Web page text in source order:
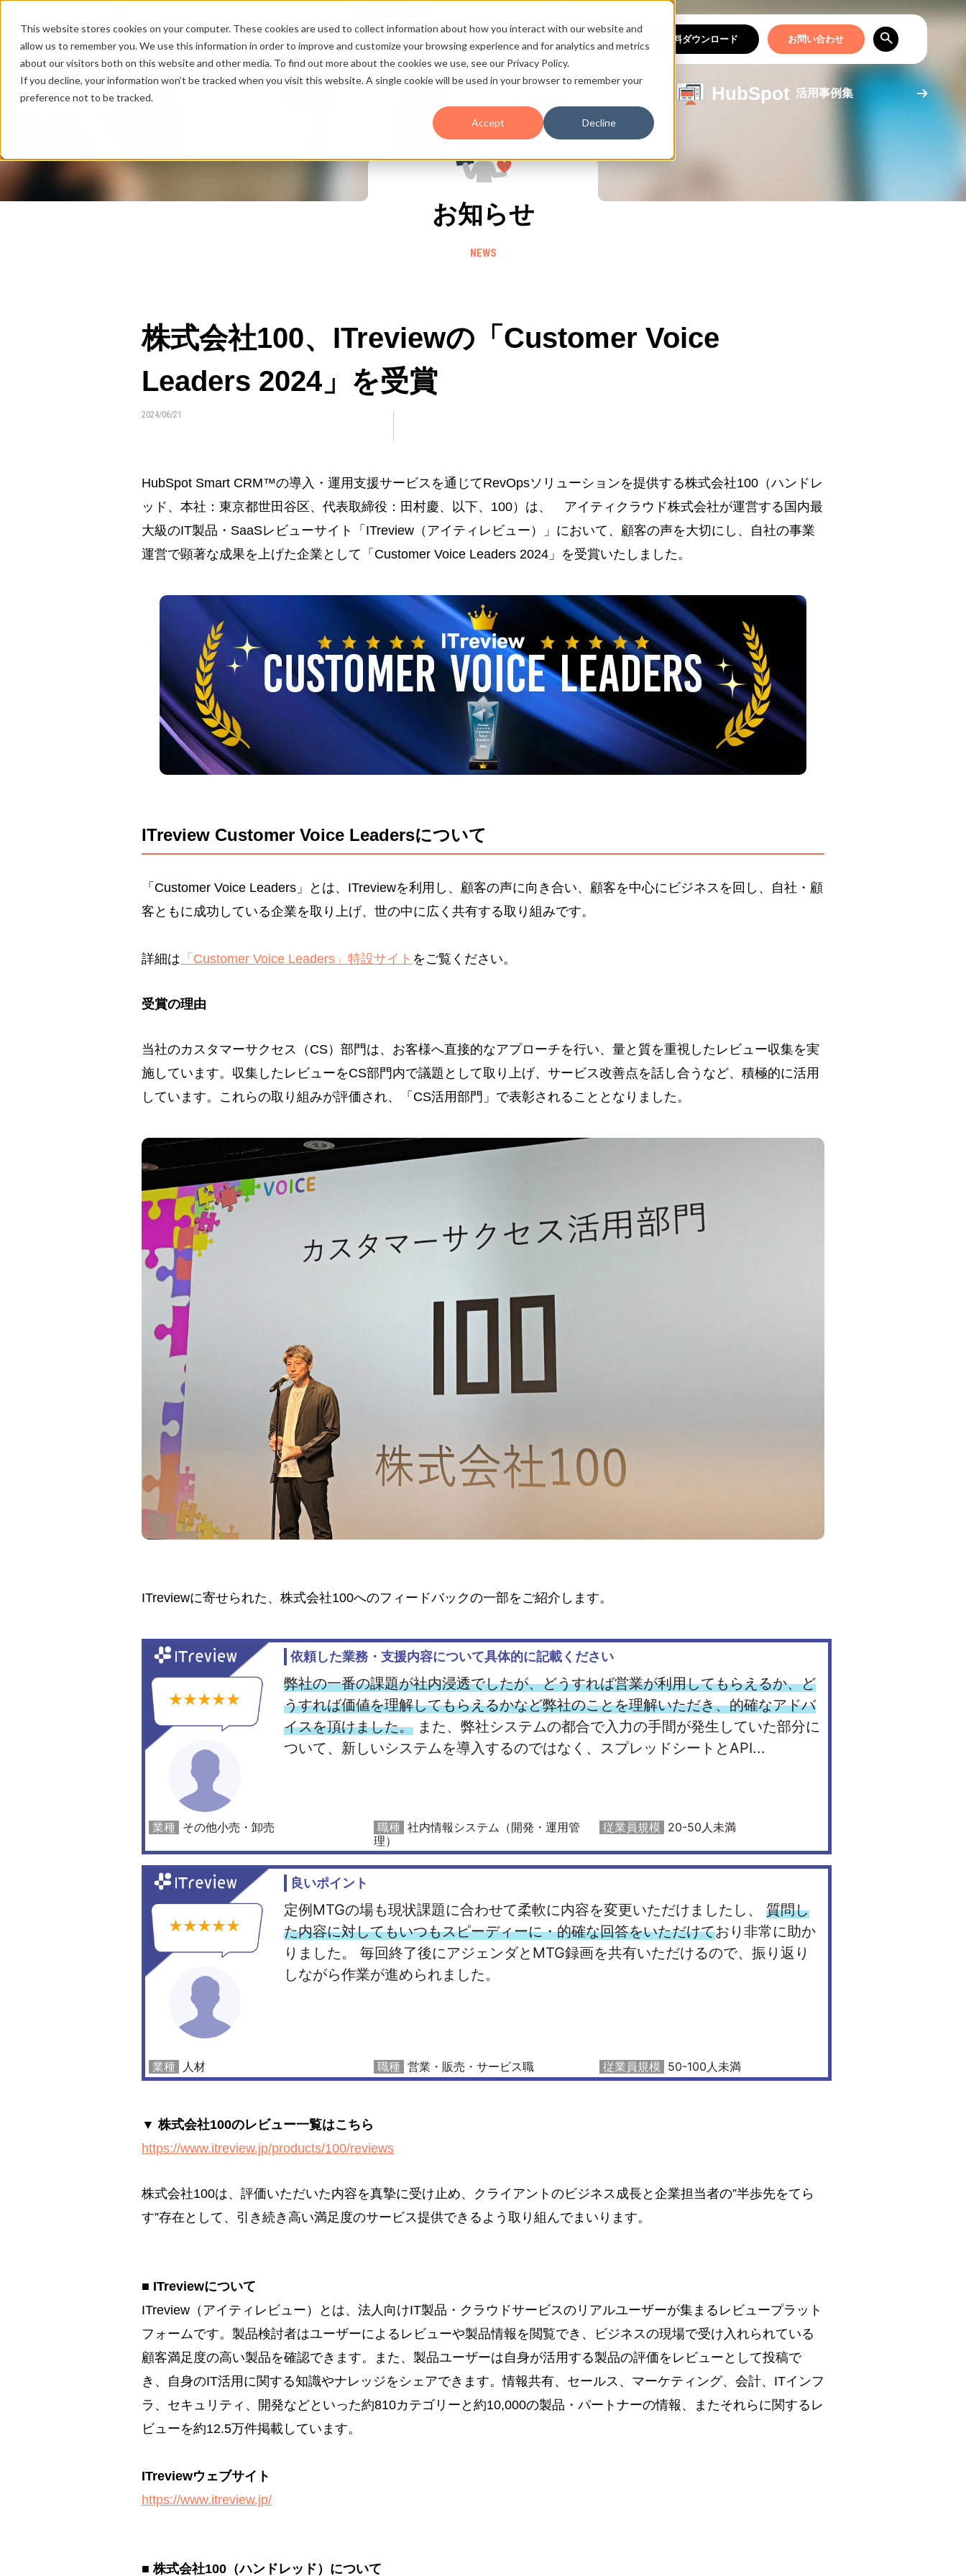
This website stores cookies on your computer. These cookies are used to collect information about how you interact with our website and
allow us to remember you. We use this information in order to improve and customize your browsing experience and for analytics and metrics
about our visitors both on this website and other media. To find out more about the cookies we use, see our Privacy Policy.
If you decline, your information won’t be tracked when you visit this website. A single cookie will be used in your browser to remember your
preference not to be tracked.
Accept Decline
資料ダウンロード お問い合わせ
HubSpot 活用事例集
お知らせ
NEWS
株式会社100、ITreviewの「Customer Voice
Leaders 2024」を受賞
2024/06/21
HubSpot Smart CRM™の導入・運用支援サービスを通じてRevOpsソリューションを提供する株式会社100（ハンドレ
ッド、 本社：東京都世田谷区、代表取締役：田村慶、以下、100）は、 アイティクラウド株式会社が運営する国内最
大級のIT製品・SaaSレビューサイト「ITreview（アイティレビュー）」において、 顧客の声を大切にし、自社の事業
運営で顕著な成果を上げた企業として「Customer Voice Leaders 2024」を受賞いたしました。
ITreview Customer Voice Leadersについて
「Customer Voice Leaders」とは、ITreviewを利用し、顧客の声に向き合い、顧客を中心にビジネスを回し、自社・顧
客ともに成功している企業を取り上げ、世の中に広く共有する取り組みです。
詳細は 「Customer Voice Leaders」特設サイト をご覧ください。
受賞の理由
当社のカスタマーサクセス（CS）部門は、 お客様へ直接的なアプローチを行い、量と質を重視したレビュー収集を実
施しています。収集したレビューをCS部門内で議題として取り上げ、サービス改善点を話し合うなど、積極的に活用
しています。これらの取り組みが評価され、「CS活用部門」で表彰されることとなりました。
ITreviewに寄せられた、株式会社100へのフィードバックの一部をご紹介します。
▼ 株式会社100のレビュー一覧はこちら
https://www.itreview.jp/products/100/reviews
株式会社100は、 評価いただいた内容を真摯に受け止め、クライアントのビジネス成長と企業担当者の”半歩先をてら
す”存在として、引き続き高い満足度のサービス提供できるよう取り組んでまいります。
■ ITreviewについて
ITreview（アイティレビュー）とは、法人向けIT製品・クラウドサービスのリアルユーザーが集まるレビュープラット
フォームです。製品検討者はユーザーによるレビューや製品情報を閲覧でき、ビジネスの現場で受け入れられている
顧客満足度の高い製品を確認できます。また、製品ユーザーは自身が活用する製品の評価をレビューとして投稿で
き、自身のIT活用に関する知識やナレッジをシェアできます。情報共有、セールス、マーケティング、会計、ITインフ
ラ、セキュリティ、開発などといった約810カテゴリーと約10,000の製品・パートナーの情報、またそれらに関するレ
ビューを約12.5万件掲載しています。
ITreviewウェブサイト
https://www.itreview.jp/
■ 株式会社100（ハンドレッド）について